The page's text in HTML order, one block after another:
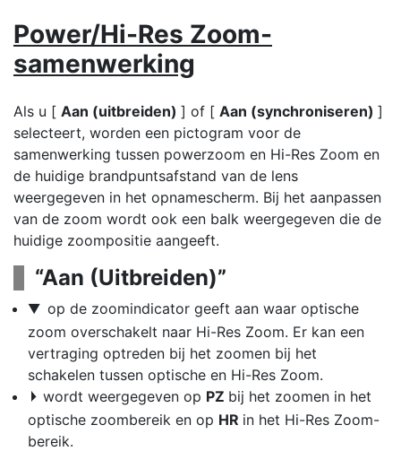
Power/Hi-Res Zoom-
samenwerking
Als u [ Aan (uitbreiden) ] of [ Aan (synchroniseren) ]
selecteert, worden een pictogram voor de
samenwerking tussen powerzoom en Hi-Res Zoom en
de huidige brandpuntsafstand van de lens
weergegeven in het opnamescherm. Bij het aanpassen
van de zoom wordt ook een balk weergegeven die de
huidige zoompositie aangeeft.
“Aan (Uitbreiden)”
G op de zoomindicator geeft aan waar optische
zoom overschakelt naar Hi-Res Zoom. Er kan een
vertraging optreden bij het zoomen bij het
schakelen tussen optische en Hi-Res Zoom.
f wordt weergegeven op PZ bij het zoomen in het
optische zoombereik en op HR in het Hi-Res Zoom-
bereik.